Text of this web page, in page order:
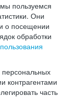
пользуемся
Они
о посещении
обработки
контрагентами
часть